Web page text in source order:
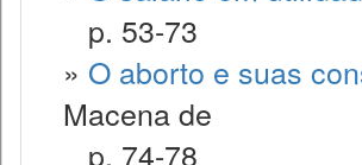
p. 53-73
» O aborto e suas
Macena de
p. 74-78